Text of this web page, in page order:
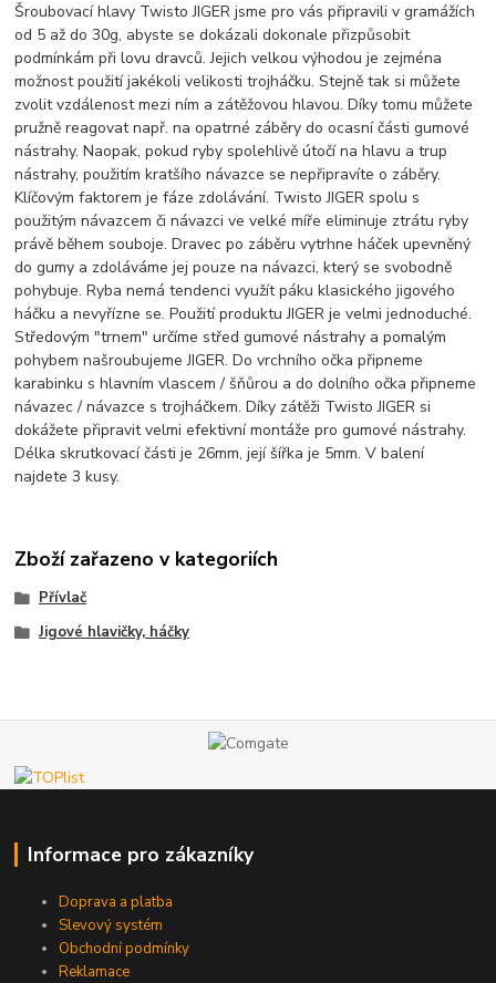
Šroubovací hlavy Twisto JIGER jsme pro vás připravili v gramážích
od 5 až do 30g, abyste se dokázali dokonale přizpůsobit
podmínkám při lovu dravců. Jejich velkou výhodou je zejména
možnost použití jakékoli velikosti trojháčku. Stejně tak si můžete
zvolit vzdálenost mezi ním a zátěžovou hlavou. Díky tomu můžete
pružně reagovat např. na opatrné záběry do ocasní části gumové
nástrahy. Naopak, pokud ryby spolehlivě útočí na hlavu a trup
nástrahy, použitím kratšího návazce se nepřipravíte o záběry.
Klíčovým faktorem je fáze zdolávání. Twisto JIGER spolu s
použitým návazcem či návazci ve velké míře eliminuje ztrátu ryby
právě během souboje. Dravec po záběru vytrhne háček upevněný
do gumy a zdoláváme jej pouze na návazci, který se svobodně
pohybuje. Ryba nemá tendenci využít páku klasického jigového
háčku a nevyřízne se. Použití produktu JIGER je velmi jednoduché.
Středovým "trnem" určíme střed gumové nástrahy a pomalým
pohybem našroubujeme JIGER. Do vrchního očka připneme
karabinku s hlavním vlascem / šňůrou a do dolního očka připneme
návazec / návazce s trojháčkem. Díky zátěži Twisto JIGER si
dokážete připravit velmi efektivní montáže pro gumové nástrahy.
Délka skrutkovací části je 26mm, její šířka je 5mm. V balení
najdete 3 kusy.
Zboží zařazeno v kategoriích
Přívlač
Jigové hlavičky, háčky
Informace pro zákazníky
Doprava a platba
Slevový systém
Obchodní podmínky
Reklamace